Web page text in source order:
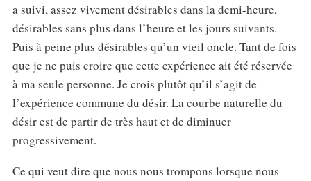
a suivi, assez vivement désirables dans la demi-heure,
désirables sans plus dans l’heure et les jours suivants.
Puis à peine plus désirables qu’un vieil oncle. Tant de fois
que je ne puis croire que cette expérience ait été réservée
à ma seule personne. Je crois plutôt qu’il s’agit de
l’expérience commune du désir. La courbe naturelle du
désir est de partir de très haut et de diminuer
progressivement.
Ce qui veut dire que nous nous trompons lorsque nous